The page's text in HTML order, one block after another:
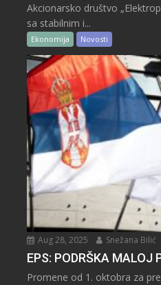
Akcionarsko društvo
sa stabilnim i...
Ekonomija Novosti
Aug 28, 2025 Snežana Bilić
EPS: PODRŠKA MALOJ
Promene od 1. oktobra za